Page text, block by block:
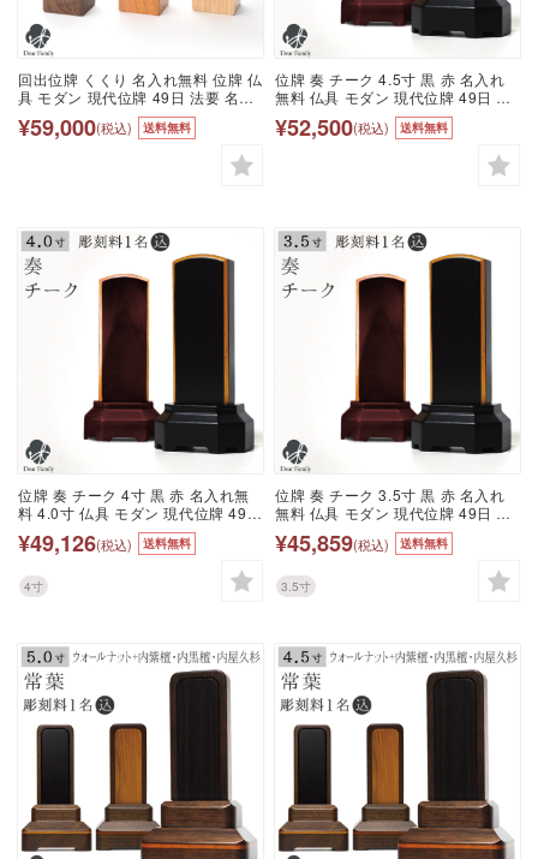
回出位牌 くくり 名入れ無料 位牌 仏
具 モダン 現代位牌 49日 法要 名入
れ 彫刻 名前 戒名 梵字 終活 供養 水
子 水子供養 本位牌 高級 金 夫婦位
牌 夫婦 コンパクト 小さい ミニ 箱
型 ボックス 箱 繰り出し 交換 連名
¥59,000(税込) 送料無料
位牌 奏 チーク 4.5寸 黒 赤 名入れ
無料 仏具 モダン 現代位牌 49日 四
十九日 法要 名入れ 彫刻 名前 戒名
梵字 終活 供養 水子 水子供養 本位
牌 木 木製 ブラック レッド ボルド
¥52,500(税込) 送料無料
位牌 奏 チーク 4寸 黒 赤 名入れ無
料 4.0寸 仏具 モダン 現代位牌 49日
四十九日 法要 名入れ 彫刻 名前 戒
名 梵字 終活 供養 水子 水子供養 本
位牌 木 木製 ブラック レッド ボル
ドー ワイン 上品
¥49,126(税込) 送料無料
4寸
位牌 奏 チーク 3.5寸 黒 赤 名入れ
無料 仏具 モダン 現代位牌 49日 四
十九日 法要 名入れ 彫刻 名前 戒名
梵字 終活 供養 水子 水子供養 本位
牌 木 木製 ブラック レッド ボルド
ー ワイン 上品
¥45,859(税込) 送料無料
3.5寸